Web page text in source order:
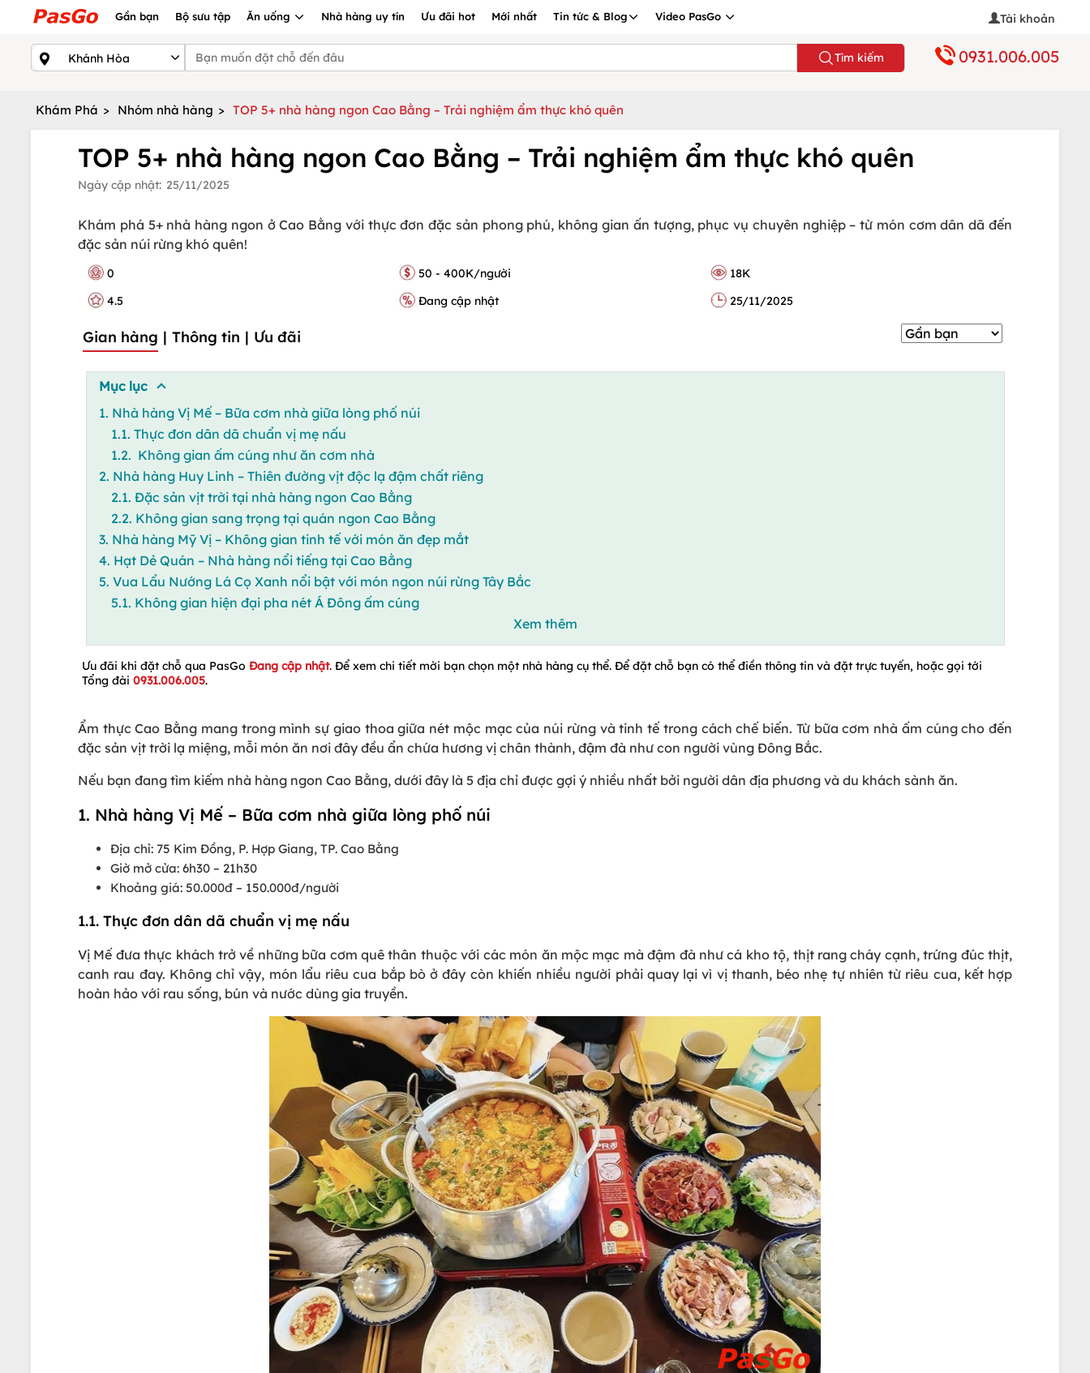
Gần bạn Bộ sưu tập Ăn uống Nhà hàng uy tín Ưu đãi hot Mới nhất Tin tức & Blog Video PasGo Tài khoản
Tìm kiếm 0931.006.005
Khám Phá > Nhóm nhà hàng > TOP 5+ nhà hàng ngon Cao Bằng – Trải nghiệm ẩm thực khó quên
TOP 5+ nhà hàng ngon Cao Bằng – Trải nghiệm ẩm thực khó quên
Ngày cập nhật: 25/11/2025
Khám phá 5+ nhà hàng ngon ở Cao Bằng với thực đơn đặc sản phong phú, không gian ấn tượng, phục vụ chuyên nghiệp – từ món cơm dân dã đến
đặc sản núi rừng khó quên!
0 50 - 400K/người
18K
4.5
Đang cập nhật 25/11/2025
Gian hàng | Thông tin | Ưu đãi
Mục lục
1. Nhà hàng Vị Mế – Bữa cơm nhà giữa lòng phố núi
1.1. Thực đơn dân dã chuẩn vị mẹ nấu
1.2. Không gian ấm cúng như ăn cơm nhà
2. Nhà hàng Huy Linh – Thiên đường vịt độc lạ đậm chất riêng
2.1. Đặc sản vịt trời tại nhà hàng ngon Cao Bằng
2.2. Không gian sang trọng tại quán ngon Cao Bằng
3. Nhà hàng Mỹ Vị – Không gian tinh tế với món ăn đẹp mắt
4. Hạt Dẻ Quán – Nhà hàng nổi tiếng tại Cao Bằng
5. Vua Lẩu Nướng Lá Cọ Xanh nổi bật với món ngon núi rừng Tây Bắc
5.1. Không gian hiện đại pha nét Á Đông ấm cúng
Xem thêm
Ưu đãi khi đặt chỗ qua PasGo Đang cập nhật. Để xem chi tiết mời bạn chọn một nhà hàng cụ thể. Để đặt chỗ bạn có thể điền thông tin và đặt trực tuyến, hoặc gọi tới
Tổng đài 0931.006.005.
Ẩm thực Cao Bằng mang trong mình sự giao thoa giữa nét mộc mạc của núi rừng và tinh tế trong cách chế biến. Từ bữa cơm nhà ấm cúng cho đến
đặc sản vịt trời lạ miệng, mỗi món ăn nơi đây đều ẩn chứa hương vị chân thành, đậm đà như con người vùng Đông Bắc.
Nếu bạn đang tìm kiếm nhà hàng ngon Cao Bằng, dưới đây là 5 địa chỉ được gợi ý nhiều nhất bởi người dân địa phương và du khách sành ăn.
1. Nhà hàng Vị Mế – Bữa cơm nhà giữa lòng phố núi
Địa chỉ: 75 Kim Đồng, P. Hợp Giang, TP. Cao Bằng
Giờ mở cửa: 6h30 – 21h30
Khoảng giá: 50.000đ – 150.000đ/người
1.1. Thực đơn dân dã chuẩn vị mẹ nấu
Vị Mế đưa thực khách trở về những bữa cơm quê thân thuộc với các món ăn mộc mạc mà đậm đà như cá kho tộ, thịt rang cháy cạnh, trứng đúc thịt,
canh rau đay. Không chỉ vậy, món lẩu riêu cua bắp bò ở đây còn khiến nhiều người phải quay lại vì vị thanh, béo nhẹ tự nhiên từ riêu cua, kết hợp
hoàn hảo với rau sống, bún và nước dùng gia truyền.